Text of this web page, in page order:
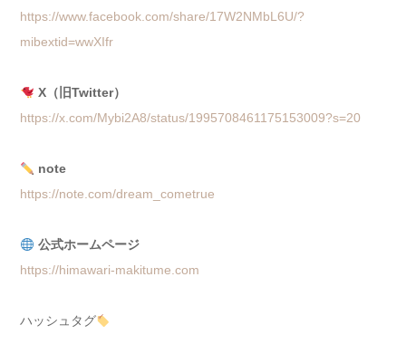
https://www.facebook.com/share/17W2NMbL6U/?
mibextid=wwXIfr
X（旧Twitter）
https://x.com/Mybi2A8/status/1995708461175153009?s=20
note
https://note.com/dream_cometrue
公式ホームページ
https://himawari-makitume.com
ハッシュタグ